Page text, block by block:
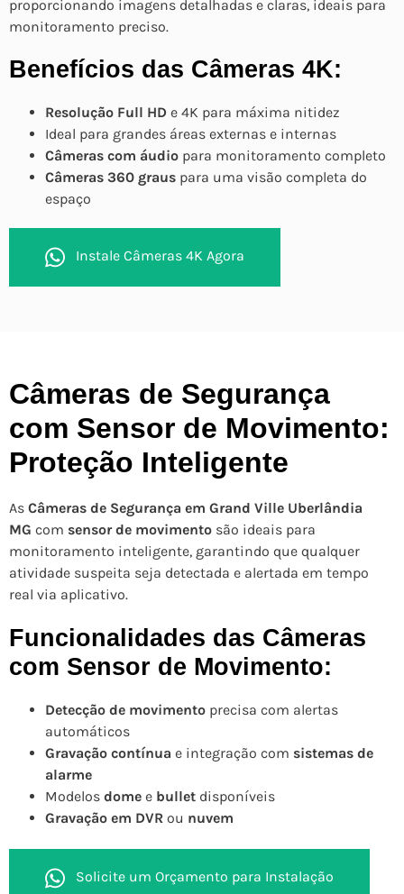
proporcionando imagens detalhadas e claras, ideais para
monitoramento preciso.
Benefícios das Câmeras 4K:
Resolução Full HD e 4K para máxima nitidez
Ideal para grandes áreas externas e internas
Câmeras com áudio para monitoramento completo
Câmeras 360 graus para uma visão completa do
espaço
Instale Câmeras 4K Agora
Câmeras de Segurança
com Sensor de Movimento:
Proteção Inteligente
As Câmeras de Segurança em Grand Ville Uberlândia
MG com sensor de movimento são ideais para
monitoramento inteligente, garantindo que qualquer
atividade suspeita seja detectada e alertada em tempo
real via aplicativo.
Funcionalidades das Câmeras
com Sensor de Movimento:
Detecção de movimento precisa com alertas
automáticos
Gravação contínua e integração com sistemas de
alarme
Modelos dome e bullet disponíveis
Gravação em DVR ou nuvem
Solicite um Orçamento para Instalação